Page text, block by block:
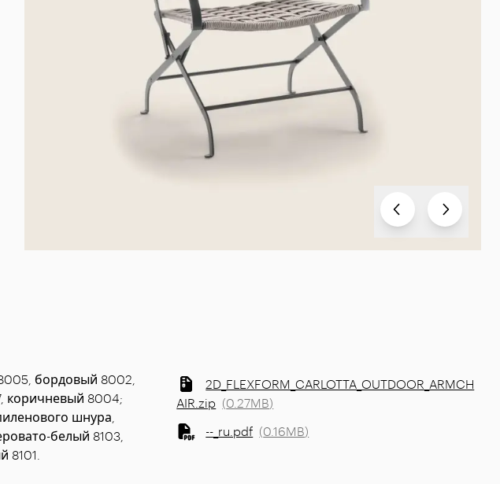
Test Test
бордовый 8002,
коричневый 8004;
шнура,
белый 8103,
8101.
2D_FLEXFORM_CARLOTTA_OUTDOOR_ARMCH
AIR.zip (0.27MB)
--_ru.pdf (0.16MB)